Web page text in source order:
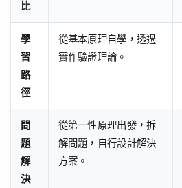
比
學
習
路
徑
從基本原理自學，透過
實作驗證理論。
問
題
解
決
從第一性原理出發，拆
解問題，自行設計解決
方案。